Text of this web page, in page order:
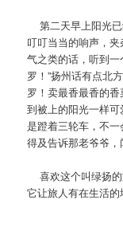
第二天早上阳光已
叮叮当当的响声，
气之类的话，听到
罗！”扬州话有点北
罗！卖最香最香的
到被上的阳光一样
是蹬着三轮车，不
得及告诉那老爷爷
喜欢这个叫绿扬的
它让旅人有在生活的